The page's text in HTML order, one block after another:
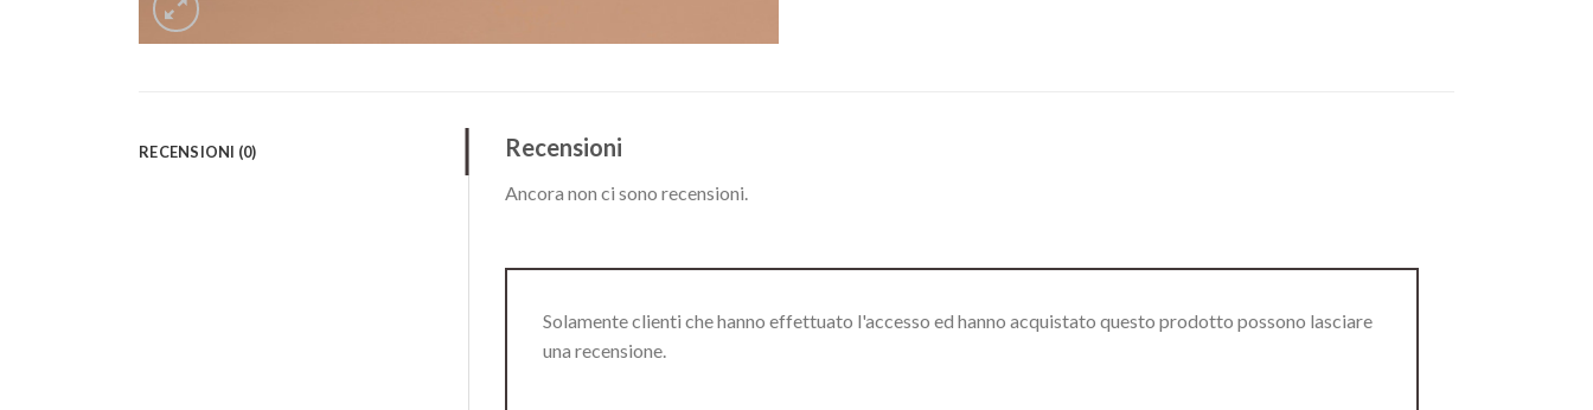
RECENSIONI (0) Recensioni
Ancora non ci sono recensioni.
Solamente clienti che hanno effettuato l'accesso ed hanno acquistato questo prodotto possono lasciare
una recensione.